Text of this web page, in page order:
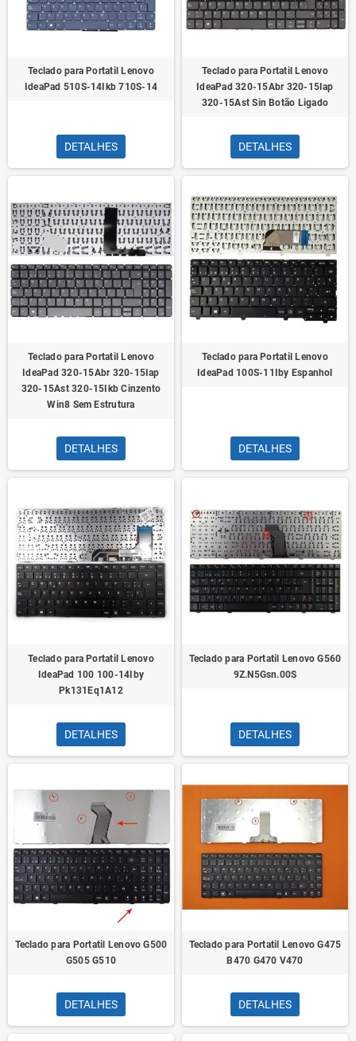
Teclado para Portatil Lenovo
IdeaPad 510S-14Ikb 710S-14
DETALHES
Teclado para Portatil Lenovo
IdeaPad 320-15Abr 320-15Iap
320-15Ast Sin Botão Ligado
DETALHES
Teclado para Portatil Lenovo
IdeaPad 320-15Abr 320-15Iap
320-15Ast 320-15Ikb Cinzento
Win8 Sem Estrutura
DETALHES
Teclado para Portatil Lenovo
IdeaPad 100S-11Iby Espanhol
DETALHES
Teclado para Portatil Lenovo
IdeaPad 100 100-14Iby
Pk131Eq1A12
DETALHES
Teclado para Portatil Lenovo G560
9Z.N5Gsn.00S
DETALHES
Teclado para Portatil Lenovo G500
G505 G510
DETALHES
Teclado para Portatil Lenovo G475
B470 G470 V470
DETALHES